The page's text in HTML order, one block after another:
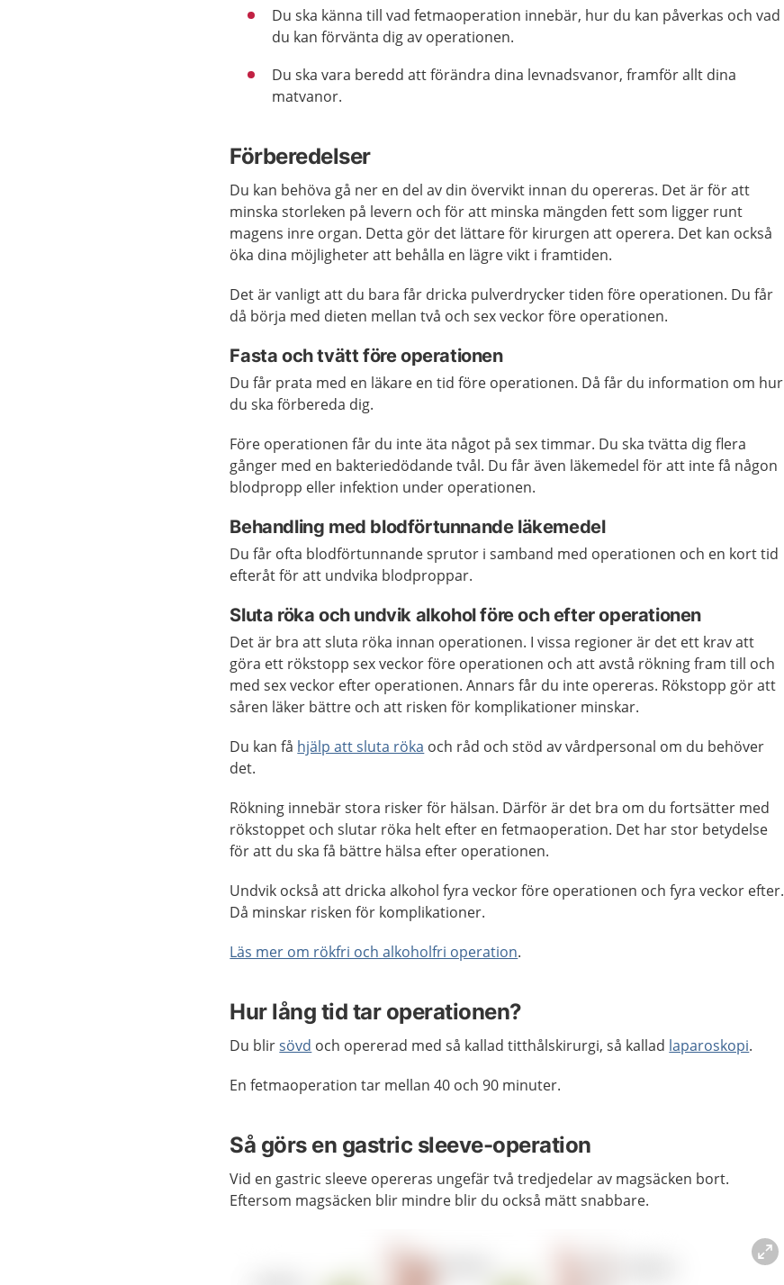
Du ska känna till vad fetmaoperation innebär, hur du kan påverkas och vad
du kan förvänta dig av operationen.
Du ska vara beredd att förändra dina levnadsvanor, framför allt dina
matvanor.
Förberedelser
Du kan behöva gå ner en del av din övervikt innan du opereras. Det är för att
minska storleken på levern och för att minska mängden fett som ligger runt
magens inre organ. Detta gör det lättare för kirurgen att operera. Det kan också
öka dina möjligheter att behålla en lägre vikt i framtiden.
Det är vanligt att du bara får dricka pulverdrycker tiden före operationen. Du får
då börja med dieten mellan två och sex veckor före operationen.
Fasta och tvätt före operationen
Du får prata med en läkare en tid före operationen. Då får du information om hur
du ska förbereda dig.
Före operationen får du inte äta något på sex timmar. Du ska tvätta dig flera
gånger med en bakteriedödande tvål. Du får även läkemedel för att inte få någon
blodpropp eller infektion under operationen.
Behandling med blodförtunnande läkemedel
Du får ofta blodförtunnande sprutor i samband med operationen och en kort tid
efteråt för att undvika blodproppar.
Sluta röka och undvik alkohol före och efter operationen
Det är bra att sluta röka innan operationen. I vissa regioner är det ett krav att
göra ett rökstopp sex veckor före operationen och att avstå rökning fram till och
med sex veckor efter operationen. Annars får du inte opereras. Rökstopp gör att
såren läker bättre och att risken för komplikationer minskar.
Du kan få hjälp att sluta röka och råd och stöd av vårdpersonal om du behöver
det.
Rökning innebär stora risker för hälsan. Därför är det bra om du fortsätter med
rökstoppet och slutar röka helt efter en fetmaoperation. Det har stor betydelse
för att du ska få bättre hälsa efter operationen.
Undvik också att dricka alkohol fyra veckor före operationen och fyra veckor efter.
Då minskar risken för komplikationer.
Läs mer om rökfri och alkoholfri operation.
Hur lång tid tar operationen?
Du blirsövd och opererad med så kallad titthålskirurgi, så kallad laparoskopi.
En fetmaoperation tar mellan 40 och 90 minuter.
Så görs en gastric sleeve-operation
Vid en gastric sleeve opereras ungefär två tredjedelar av magsäcken bort.
Eftersom magsäcken blir mindre blir du också mätt snabbare.